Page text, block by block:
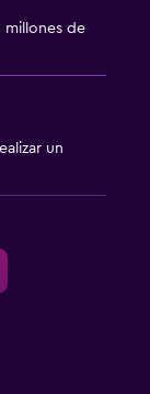
millones de
un